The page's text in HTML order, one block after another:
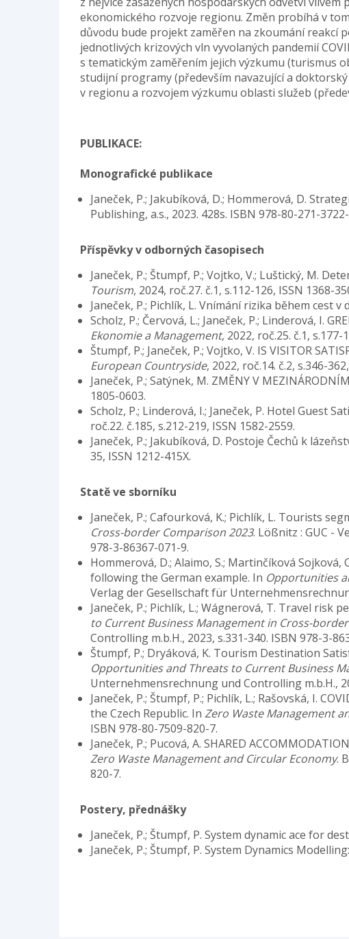
ekonomického rozvoje regionu. Změn probíhá v
důvodu bude projekt zaměřen na zkoumání reakcí
jednotlivých krizových vln vyvolaných pandemií
s tematickým zaměřením jejich výzkumu (turismus
studijní programy (především navazující a
v regionu a rozvojem výzkumu oblasti služeb
PUBLIKACE:
Monografické publikace
Janeček, P.; Jakubíková, D.; Hommerová, D.
Publishing, a.s., 2023. 428s. ISBN 978-80-271-
Příspěvky v odborných časopisech
Janeček, P.; Štumpf, P.; Vojtko, V.; Luštický, M.
Tourism, 2024, roč.27. č.1, s.112-126, ISSN 1368-
Janeček, P.; Pichlík, L. Vnímání rizika během cest v
Scholz, P.; Červová, L.; Janeček, P.; Linderová, I.
Ekonomie a Management, 2022, roč.25. č.1, s.177-
Štumpf, P.; Janeček, P.; Vojtko, V. IS VISITOR
European Countryside, 2022, roč.14. č.2, s.346-
Janeček, P.; Satýnek, M. ZMĚNY V
1805-0603.
Scholz, P.; Linderová, I.; Janeček, P. Hotel Guest
roč.22. č.185, s.212-219, ISSN 1582-2559.
Janeček, P.; Jakubíková, D. Postoje Čechů k
35, ISSN 1212-415X.
Statě ve sborníku
Janeček, P.; Cafourková, K.; Pichlík, L. Tourists
Cross-border Comparison 2023. Lößnitz : GUC -
978-3-86367-071-9.
Hommerová, D.; Alaimo, S.; Martinčíková
following the German example. In Opportunities
Verlag der Gesellschaft für
Janeček, P.; Pichlík, L.; Wágnerová, T. Travel risk
to Current Business Management in Cross-
Controlling m.b.H., 2023, s.331-340. ISBN 978-3-
Štumpf, P.; Dryáková, K. Tourism Destination
Opportunities and Threats to Current Business
Unternehmensrechnung und Controlling m.b.H.,
Janeček, P.; Štumpf, P.; Pichlík, L.; Rašovská, I.
the Czech Republic. In Zero Waste Management
ISBN 978-80-7509-820-7.
Janeček, P.; Pucová, A. SHARED
Zero Waste Management and Circular Economy.
820-7.
Postery, přednášky
Janeček, P.; Štumpf, P. System dynamic ace for
Janeček, P.; Štumpf, P. System Dynamics